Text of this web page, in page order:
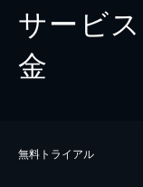
サービ
金
無料トライアル